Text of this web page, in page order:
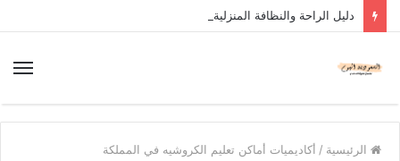
دليل الراحة والنظافة المنزلية
الرئيسية / أكاديميات أماكن تعليم الكروشيه في المملكة